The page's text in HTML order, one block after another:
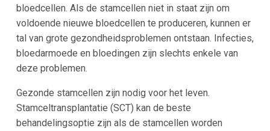
bloedcellen. Als de stamcellen niet in staat zijn om
voldoende nieuwe bloedcellen te produceren, kunnen er
tal van grote gezondheidsproblemen ontstaan. Infecties,
bloedarmoede en bloedingen zijn slechts enkele van
deze problemen.
Gezonde stamcellen zijn nodig voor het leven.
Stamceltransplantatie (SCT) kan de beste
behandelingsoptie zijn als de stamcellen worden